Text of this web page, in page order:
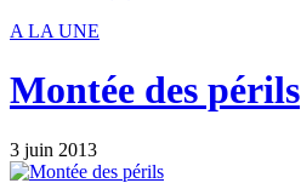
A LA UNE
Montée des périls
3 juin 2013